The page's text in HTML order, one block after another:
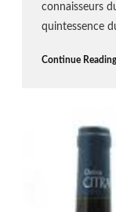
connaisseurs
quintessence
Continue Reading